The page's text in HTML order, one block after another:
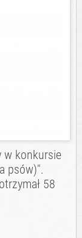
w konkursie
psów)".
58